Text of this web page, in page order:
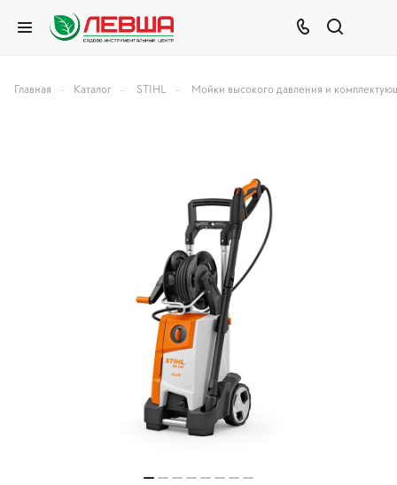
Главная – Каталог – STIHL – Мойки высокого давления и